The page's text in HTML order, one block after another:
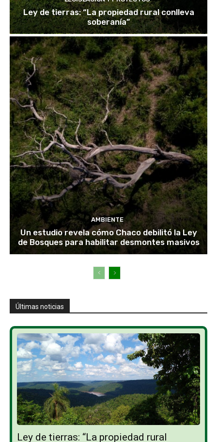
Ley de tierras: “La propiedad rural conlleva
soberanía”
AMBIENTE
Un estudio revela cómo Chaco debilitó la Ley
de Bosques para habilitar desmontes masivos
Últimas noticias
Ley de tierras: “La propiedad rural